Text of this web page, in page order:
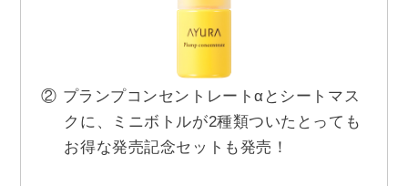
② プランプコンセントレートαとシートマス
クに、ミニボトルが2種類ついたとっても
お得な発売記念セットも発売！